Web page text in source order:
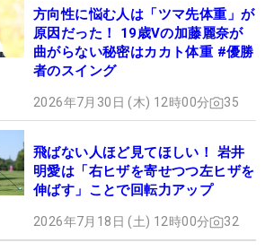
方向性に悩む人は「ツマ先体重」が
原因だった！ 19歳Vの加藤麗奈が
曲がらない秘密はカカト体重 #優勝
者のスイング
2026年7月30日 (木) 12時00分 35
飛ばない人ほど見てほしい！ 岩井
明愛は「右ヒザを寄せつつ左ヒザを
伸ばす」ことで回転力アップ
2026年7月18日 (土) 12時00分 32